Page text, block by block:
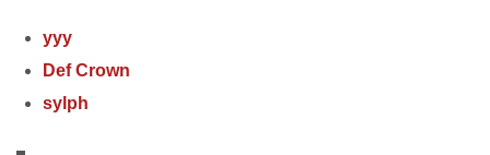
yyy
Def Crown
sylph